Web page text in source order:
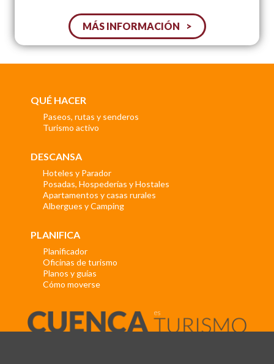
MÁS INFORMACIÓN
QUÉ HACER
Paseos, rutas y senderos
Turismo activo
DESCANSA
Hoteles y Parador
Posadas, Hospederías y Hostales
Apartamentos y casas rurales
Albergues y Camping
PLANIFICA
Planificador
Oficinas de turismo
Planos y guías
Cómo moverse